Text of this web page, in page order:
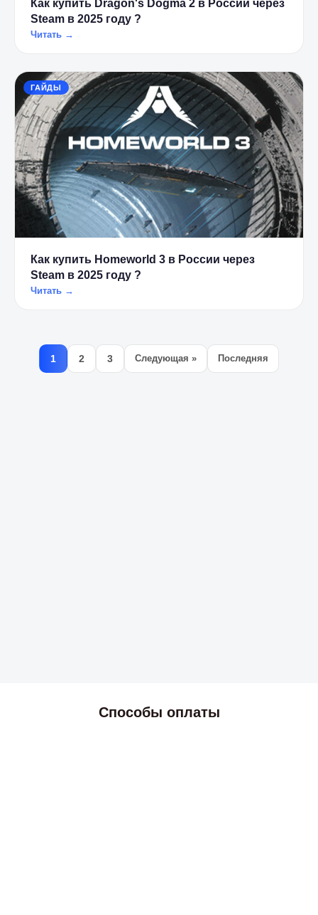
Как купить Dragon's Dogma 2 в России через
Steam в 2025 году ?
Читать →
ГАЙДЫ
Как купить Homeworld 3 в России через
Steam в 2025 году ?
Читать →
1 2 3 Следующая » Последняя
Способы оплаты